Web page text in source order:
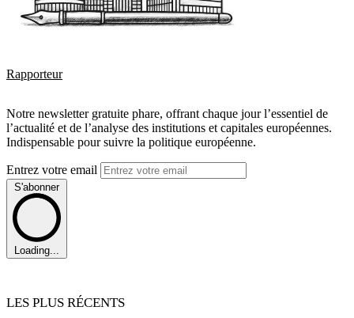
Rapporteur
Notre newsletter gratuite phare, offrant chaque jour l’essentiel de
l’actualité et de l’analyse des institutions et capitales européennes.
Indispensable pour suivre la politique européenne.
Entrez votre email
S'abonner
Loading...
LES PLUS RÉCENTS